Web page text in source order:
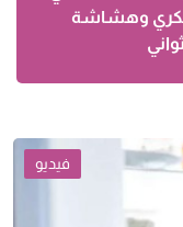
وهشاشة
فيديو